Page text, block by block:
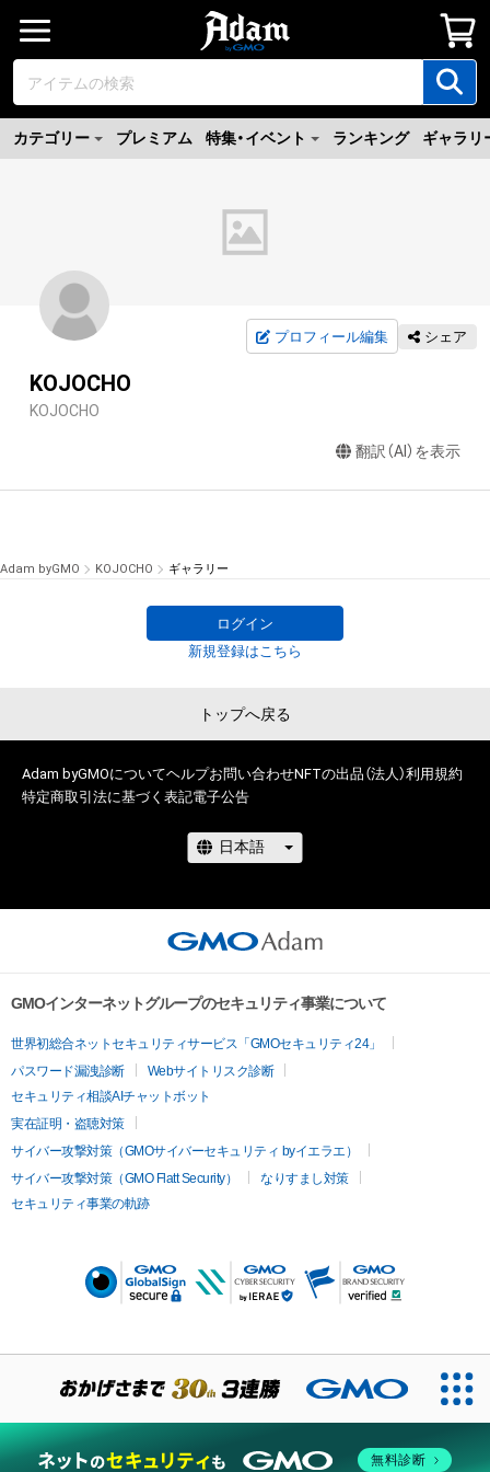
カテゴリー プレミアム 特集・イベント ランキング ギャラリ
プロフィール編集 シェア
KOJOCHO
KOJOCHO
翻訳（AI）を表示
Adam byGMO KOJOCHO ギャラリー
ログイン
新規登録はこちら
トップへ戻る
Adam byGMOについてヘルプお問い合わせNFTの出品（法人）利用規約
特定商取引法に基づく表記電子公告
GMOインターネットグループのセキュリティ事業について
世界初総合ネットセキュリティサービス「GMOセキュリティ24」
パスワード漏洩診断
Webサイトリスク診断
セキュリティ相談AIチャットボット
実在証明・盗聴対策
サイバー攻撃対策（GMOサイバーセキュリティ byイエラエ）
サイバー攻撃対策（GMO Flatt Security）
なりすまし対策
セキュリティ事業の軌跡
無料診断